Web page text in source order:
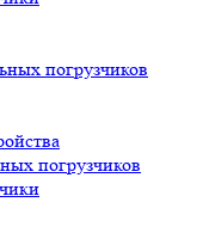
погрузчиков
погрузчиков